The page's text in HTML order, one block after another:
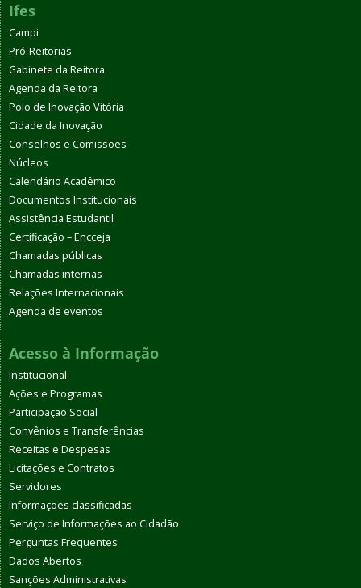
Ifes
Campi
Pró-Reitorias
Gabinete da Reitora
Agenda da Reitora
Polo de Inovação Vitória
Cidade da Inovação
Conselhos e Comissões
Núcleos
Calendário Acadêmico
Documentos Institucionais
Assistência Estudantil
Certificação – Encceja
Chamadas públicas
Chamadas internas
Relações Internacionais
Agenda de eventos
Acesso à Informação
Institucional
Ações e Programas
Participação Social
Convênios e Transferências
Receitas e Despesas
Licitações e Contratos
Servidores
Informações classificadas
Serviço de Informações ao Cidadão
Perguntas Frequentes
Dados Abertos
Sanções Administrativas